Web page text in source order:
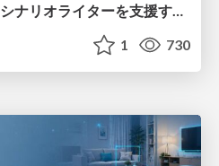
【CEDEC2026】ゲームシナリオライターを支援するAIツール開発の実践 ― 設計とプロンプトの工夫 ―
1 730